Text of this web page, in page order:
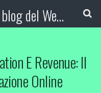
Booking Blog™ - Il blog del Web Marketing Turistico
E Revenue: Il
Online